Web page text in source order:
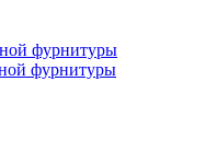
фурнитуры
фурнитуры